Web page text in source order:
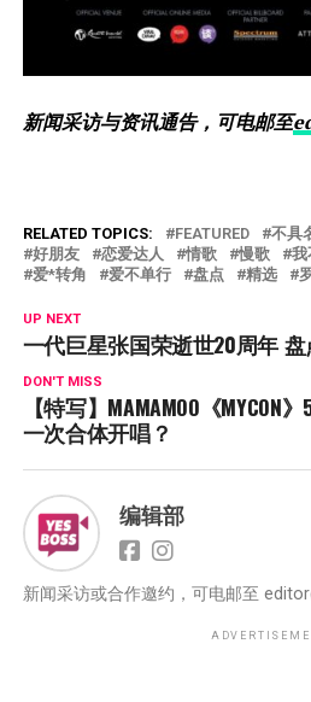
新闻采访与资讯通告，可电邮至
RELATED TOPICS: FEATURED 不具
好朋友
恋爱达人 情歌 慢歌 我
爱*转角
爱不单行 盘点 精选
UP NEXT
一代巨星张国荣逝世20周年
DON'T MISS
【特写】MAMAMOO《
一次合体开唱？
编辑部
新闻采访或合作邀约，可电邮至